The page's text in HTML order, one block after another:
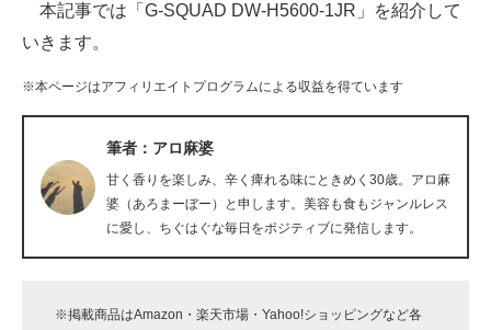
マーケ×ITの今がよく分かる
ITエンジニア向け専門サイト
IT製品の技術・比較・事例
本記事では「G-SQUAD DW-H5600-1JR」を紹介して
いきます。
※本ページはアフィリエイトプログラムによる収益を得ています
筆者：アロ麻婆
甘く香りを楽しみ、辛く痺れる味にときめく30歳。アロ麻
婆（あろまーぼー）と申します。美容も食もジャンルレス
に愛し、ちぐはぐな毎日をポジティブに発信します。
※掲載商品はAmazon・楽天市場・Yahoo!ショッピングなど各